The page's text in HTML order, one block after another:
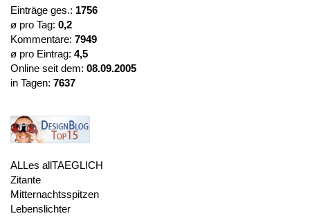
Einträge ges.: 1756
ø pro Tag: 0,2
Kommentare: 7949
ø pro Eintrag: 4,5
Online seit dem: 08.09.2005
in Tagen: 7637
ALLes allTAEGLICH
Zitante
Mitternachtsspitzen
Lebenslichter